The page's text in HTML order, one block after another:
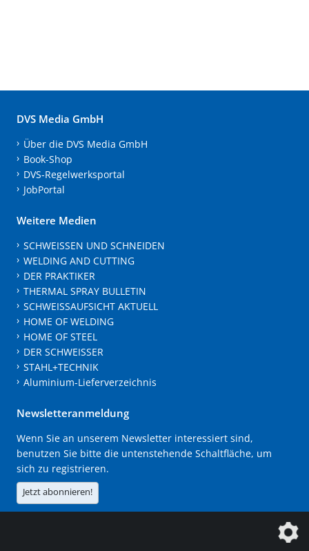
DVS Media GmbH
Über die DVS Media GmbH
Book-Shop
DVS-Regelwerksportal
JobPortal
Weitere Medien
SCHWEISSEN UND SCHNEIDEN
WELDING AND CUTTING
DER PRAKTIKER
THERMAL SPRAY BULLETIN
SCHWEISSAUFSICHT AKTUELL
HOME OF WELDING
HOME OF STEEL
DER SCHWEISSER
STAHL+TECHNIK
Aluminium-Lieferverzeichnis
Newsletteranmeldung
Wenn Sie an unserem Newsletter interessiert sind,
benutzen Sie bitte die untenstehende Schaltfläche, um
sich zu registrieren.
Jetzt abonnieren!